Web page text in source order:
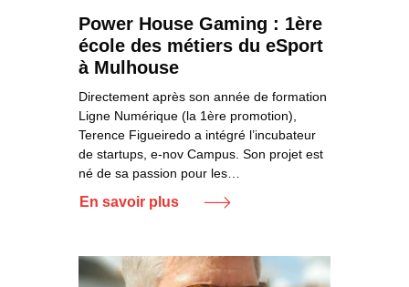
Power House Gaming : 1ère
école des métiers du eSport
à Mulhouse
Directement après son année de formation
Ligne Numérique (la 1ère promotion),
Terence Figueiredo a intégré l’incubateur
de startups, e-nov Campus. Son projet est
né de sa passion pour les…
En savoir plus